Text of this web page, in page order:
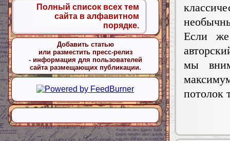
Если же
мы
потолок
Полный список всех тем
сайта в алфавитном
порядке.
Добавить статью
или разместить пресс-релиз
- информация для пользователей
сайта размещающих публикации.